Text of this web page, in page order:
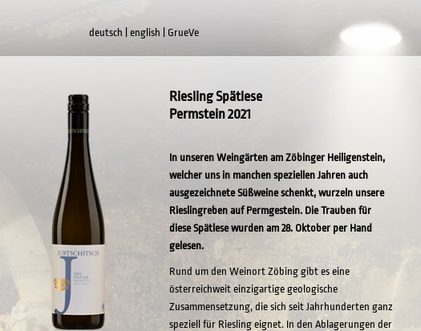
deutsch english GrueVe
Riesling Spätlese
Permstein 2021
In unseren Weingärten am Zöbinger Heiligenstein,
welcher uns in manchen speziellen Jahren auch
ausgezeichnete Süßweine schenkt, wurzeln unsere
Rieslingreben auf Permgestein. Die Trauben für
diese Spätlese wurden am 28. Oktober per Hand
gelesen.
Rund um den Weinort Zöbing gibt es eine
österreichweit einzigartige geologische
Zusammensetzung, die sich seit Jahrhunderten ganz
speziell für Riesling eignet. In den Ablagerungen der